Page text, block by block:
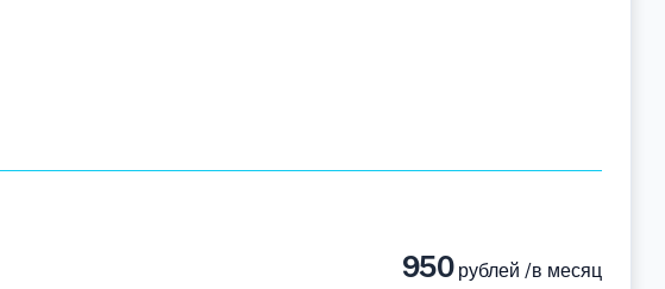
950рублей /в месяц